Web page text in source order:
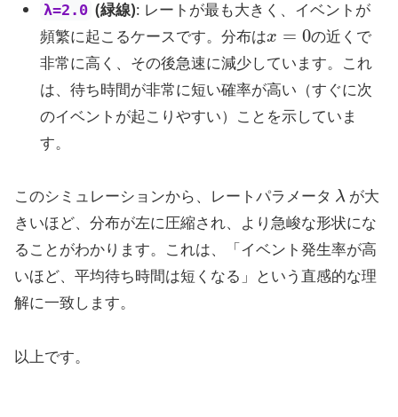
λ=2.0 (緑線): レートが最も大きく、イベントが
頻繁に起こるケースです。分布は
x =
の近くで
非常に高く、その後急速に減少しています。これ
は、待ち時間が非常に短い確率が高い（すぐに次
のイベントが起こりやすい）ことを示していま
す。
このシミュレーションから、レートパラメータ
λ
が大
きいほど、分布が左に圧縮され、より急峻な形状にな
ることがわかります。これは、「イベント発生率が高
いほど、平均待ち時間は短くなる」という直感的な理
解に一致します。
以上です。